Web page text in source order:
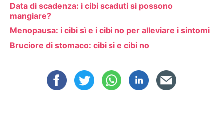
Data di scadenza: i cibi scaduti si possono
mangiare?
Menopausa: i cibi sì e i cibi no per alleviare i sintomi
Bruciore di stomaco: cibi si e cibi no